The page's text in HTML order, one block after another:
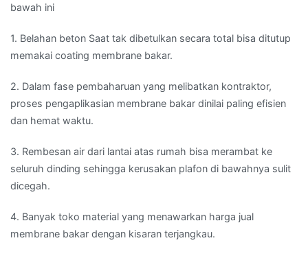
bawah ini
1. Belahan beton Saat tak dibetulkan secara total bisa ditutup
memakai coating membrane bakar.
2. Dalam fase pembaharuan yang melibatkan kontraktor,
proses pengaplikasian membrane bakar dinilai paling efisien
dan hemat waktu.
3. Rembesan air dari lantai atas rumah bisa merambat ke
seluruh dinding sehingga kerusakan plafon di bawahnya sulit
dicegah.
4. Banyak toko material yang menawarkan harga jual
membrane bakar dengan kisaran terjangkau.